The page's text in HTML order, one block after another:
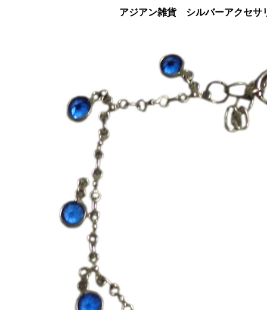
アジアン雑貨 シルバーアクセ